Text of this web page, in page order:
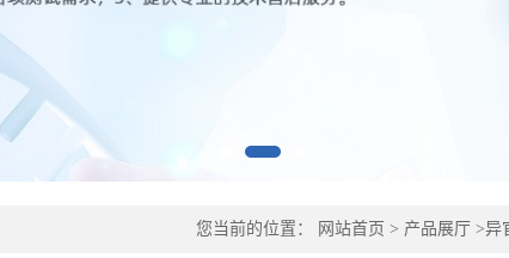
您当前的位置： 网站首页 > 产品展厅 >异